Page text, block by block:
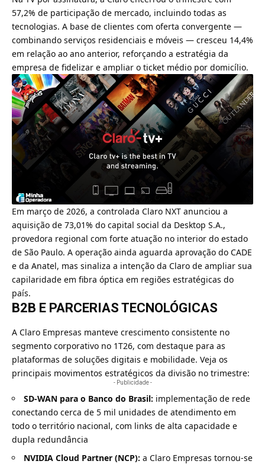
57,2% de participação de mercado, incluindo todas as
tecnologias. A base de clientes com oferta convergente —
combinando serviços residenciais e móveis — cresceu 14,4%
em relação ao ano anterior, reforçando a estratégia da
empresa de fidelizar e ampliar o ticket médio por domicílio.
Em março de 2026, a controlada Claro NXT anunciou a
aquisição de 73,01% do capital social da Desktop S.A.,
provedora regional com forte atuação no interior do estado
de São Paulo. A operação ainda aguarda aprovação do CADE
e da Anatel, mas sinaliza a intenção da Claro de ampliar sua
capilaridade em fibra óptica em regiões estratégicas do
país.
B2B E PARCERIAS TECNOLÓGICAS
A Claro Empresas manteve crescimento consistente no
segmento corporativo no 1T26, com destaque para as
plataformas de soluções digitais e mobilidade. Veja os
principais movimentos estratégicos da divisão no trimestre:
- Publicidade -
SD-WAN para o Banco do Brasil: implementação de rede
conectando cerca de 5 mil unidades de atendimento em
todo o território nacional, com links de alta capacidade e
dupla redundância
NVIDIA Cloud Partner (NCP): a Claro Empresas tornou-se